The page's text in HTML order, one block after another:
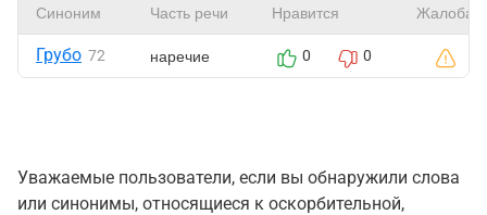
Синоним Часть речи Нравится Жалоба
Грубо 72 наречие 0 0
Уважаемые пользователи, если вы обнаружили слова
или синонимы, относящиеся к оскорбительной,